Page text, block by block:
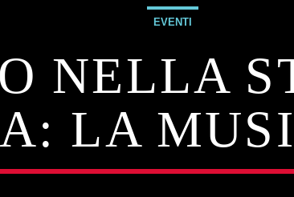
EVENTI
NELLA
LA